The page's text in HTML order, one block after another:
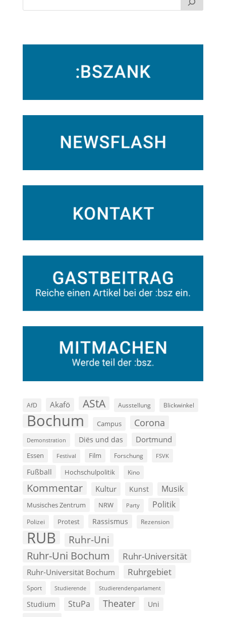
AfD Akafö AStA Ausstellung Blickwinkel
Bochum Campus Corona
Demonstration Diës und das Dortmund
Essen Festival Film Forschung FSVK
Fußball Hochschulpolitik Kino
Kommentar Kultur Kunst Musik
Musisches Zentrum NRW Party Politik
Polizei Protest Rassismus Rezension
RUB Ruhr-Uni
Ruhr-Uni Bochum Ruhr-Universität
Ruhr-Universität Bochum Ruhrgebiet
Sport Studierende Studierendenparlament
Studium StuPa Theater Uni